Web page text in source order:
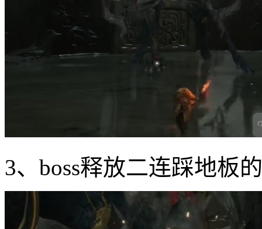
3、boss释放二连踩地板